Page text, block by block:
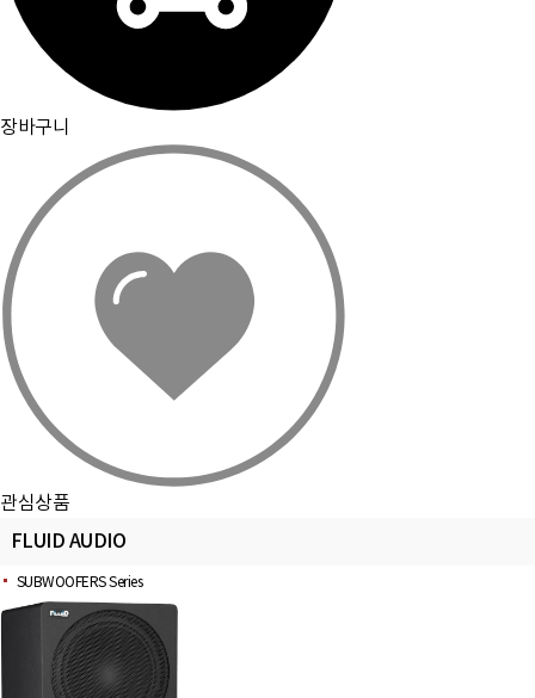
장바구니
관심상품
FLUID AUDIO
SUBWOOFERS Series